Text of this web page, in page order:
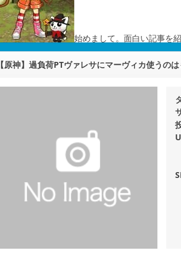
始めまして。面白い記事を
【原神】過負荷PTヴァレサにマーヴィカ使うの